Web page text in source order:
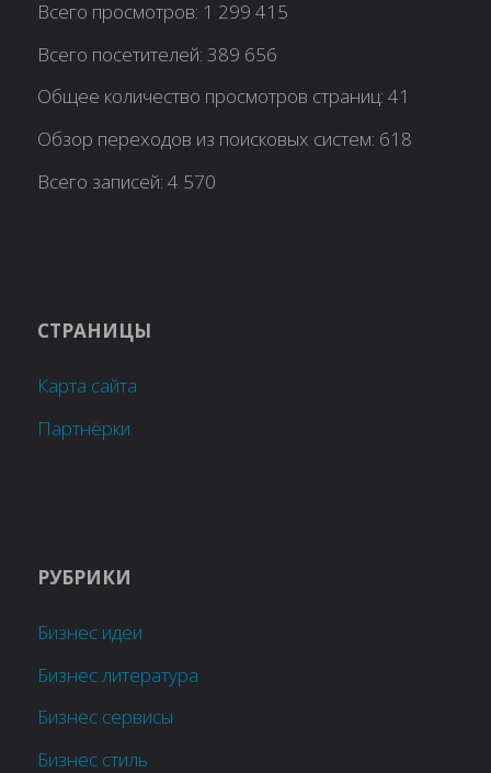
Всего просмотров: 1 299 415
Всего посетителей:389 656
Общее количество просмотров страниц:41
Обзор переходов из поисковых систем: 618
Всего записей:4 570
СТРАНИЦЫ
Карта сайта
Партнёрки
РУБРИКИ
Бизнес идеи
Бизнес литература
Бизнес сервисы
Бизнес стиль